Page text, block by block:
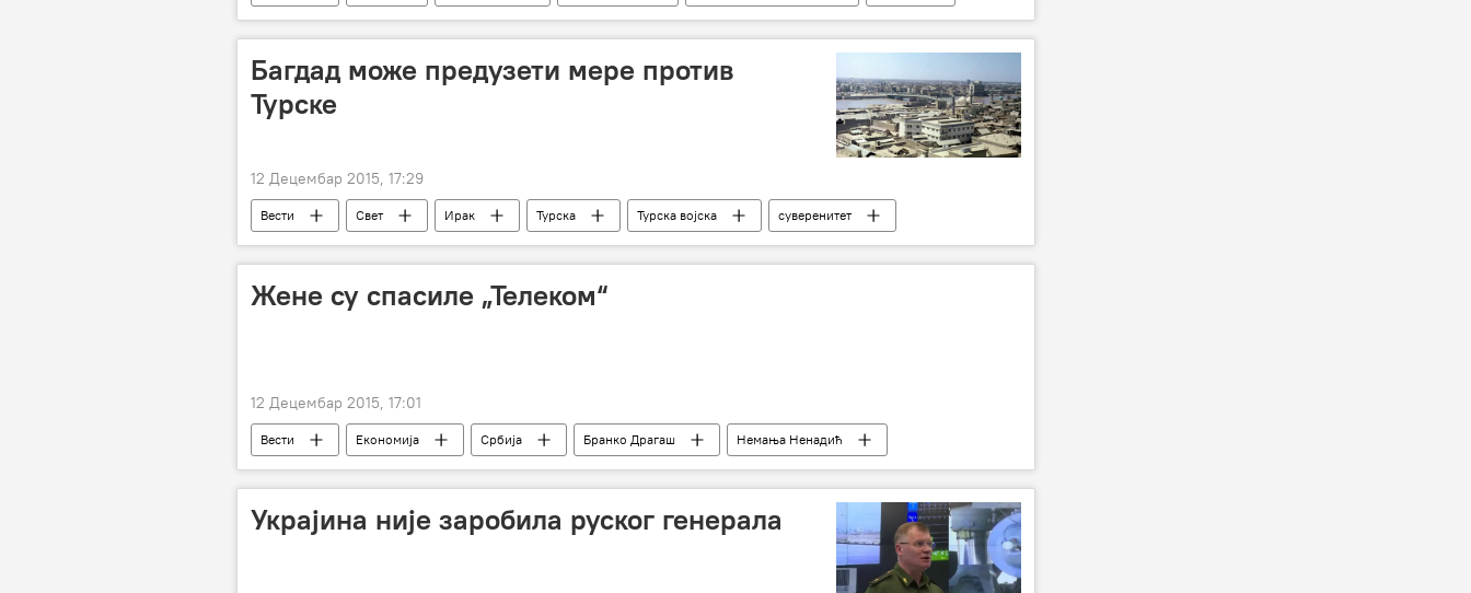
Регион
Багдад може предузети мере против
Турске
12 Децембар 2015, 17:29
Вести Свет Ирак Турска Турска војска
суверенитет
нарушавање
Жене су спасиле „Телеком“
12 Децембар 2015, 17:01
Вести Економија Србија Бранко Драгаш
Немања Ненадић
Транспарентност Србија
Телеком телекомуникације ресурси
Украјина није заробила руског генерала